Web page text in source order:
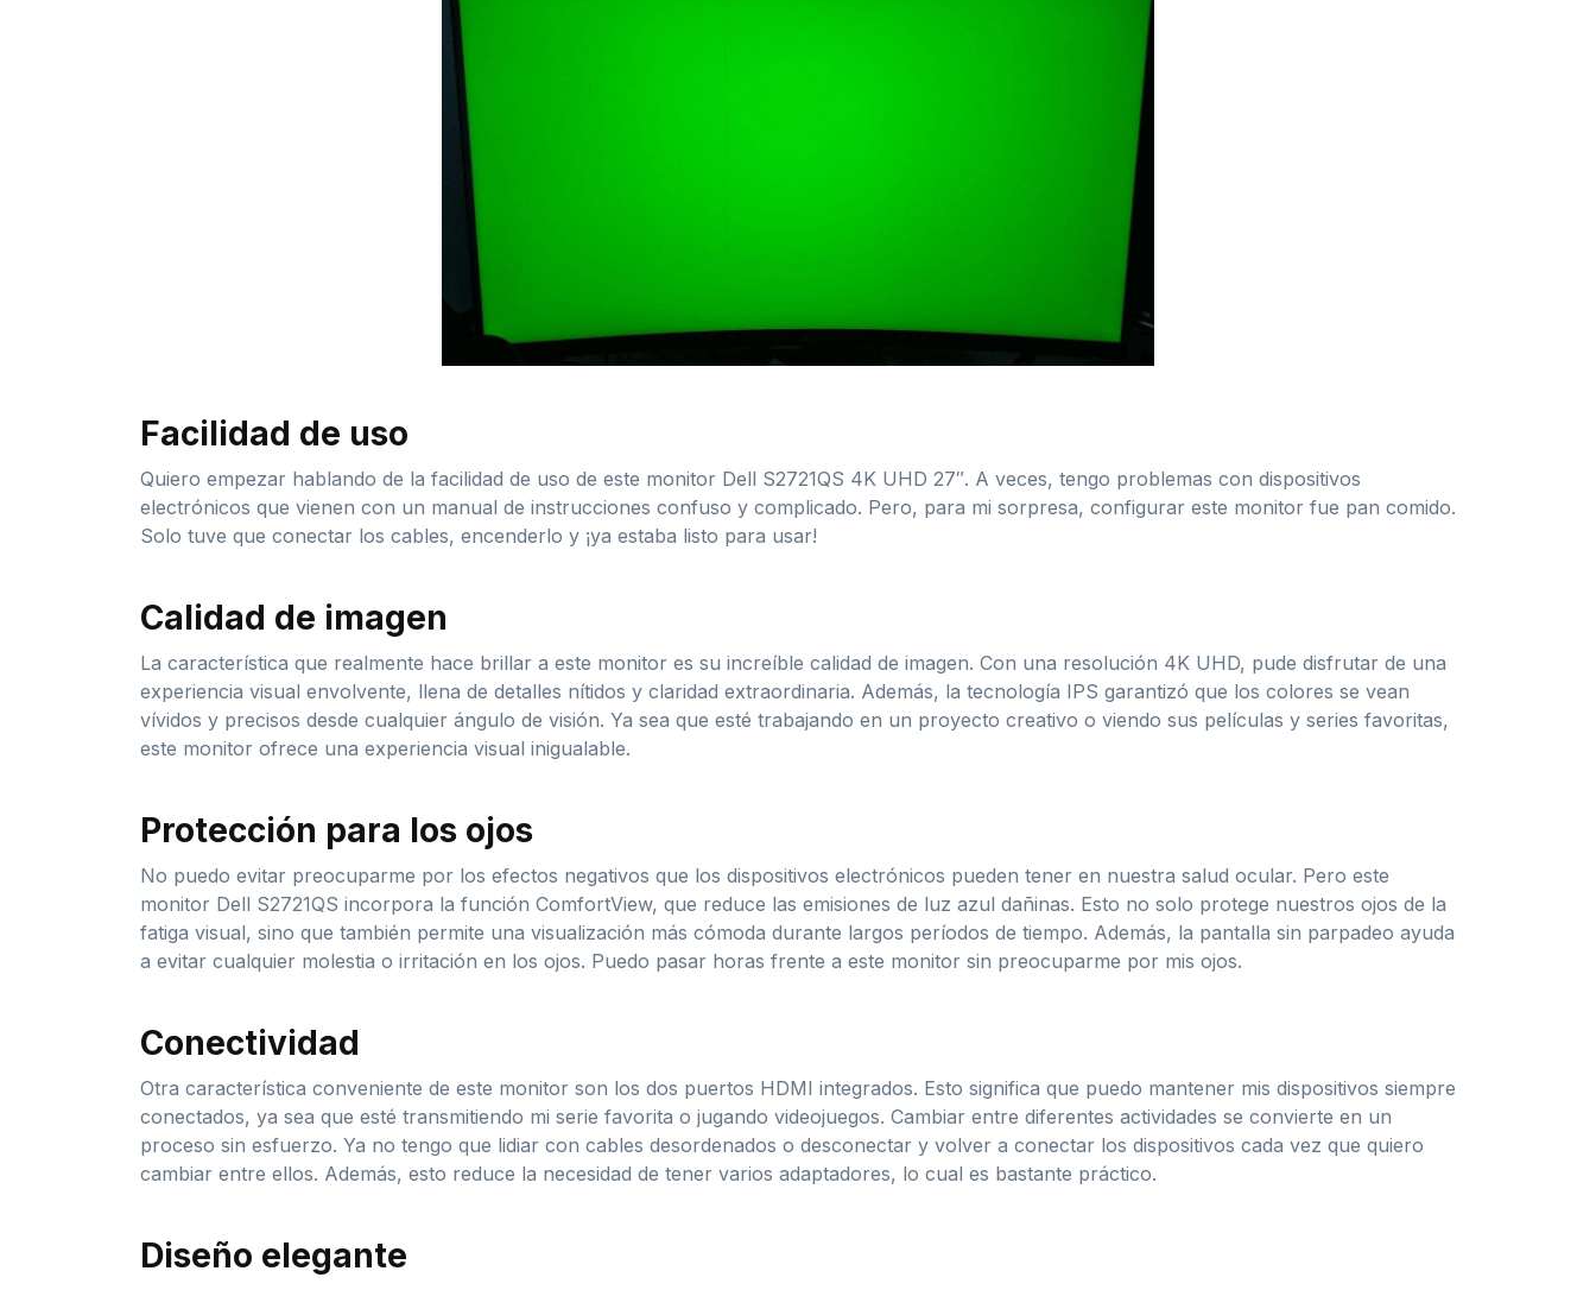
Facilidad de uso
Quiero empezar hablando de la facilidad de uso de este monitor Dell S2721QS 4K UHD 27″. A veces, tengo problemas con dispositivos
electrónicos que vienen con un manual de instrucciones confuso y complicado. Pero, para mi sorpresa, configurar este monitor fue pan comido.
Solo tuve que conectar los cables, encenderlo y ¡ya estaba listo para usar!
Calidad de imagen
La característica que realmente hace brillar a este monitor es su increíble calidad de imagen. Con una resolución 4K UHD, pude disfrutar de una
experiencia visual envolvente, llena de detalles nítidos y claridad extraordinaria. Además, la tecnología IPS garantizó que los colores se vean
vívidos y precisos desde cualquier ángulo de visión. Ya sea que esté trabajando en un proyecto creativo o viendo sus películas y series favoritas,
este monitor ofrece una experiencia visual inigualable.
Protección para los ojos
No puedo evitar preocuparme por los efectos negativos que los dispositivos electrónicos pueden tener en nuestra salud ocular. Pero este
monitor Dell S2721QS incorpora la función ComfortView, que reduce las emisiones de luz azul dañinas. Esto no solo protege nuestros ojos de la
fatiga visual, sino que también permite una visualización más cómoda durante largos períodos de tiempo. Además, la pantalla sin parpadeo ayuda
a evitar cualquier molestia o irritación en los ojos. Puedo pasar horas frente a este monitor sin preocuparme por mis ojos.
Conectividad
Otra característica conveniente de este monitor son los dos puertos HDMI integrados. Esto significa que puedo mantener mis dispositivos siempre
conectados, ya sea que esté transmitiendo mi serie favorita o jugando videojuegos. Cambiar entre diferentes actividades se convierte en un
proceso sin esfuerzo. Ya no tengo que lidiar con cables desordenados o desconectar y volver a conectar los dispositivos cada vez que quiero
cambiar entre ellos. Además, esto reduce la necesidad de tener varios adaptadores, lo cual es bastante práctico.
Diseño elegante